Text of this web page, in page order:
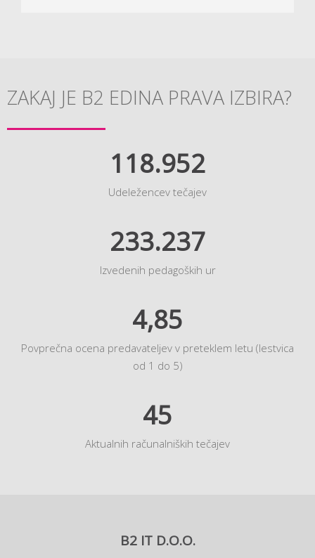
ZAKAJ JE B2 EDINA PRAVA IZBIRA?
118.952
Udeležencev tečajev
233.237
Izvedenih pedagoških ur
4,85
Povprečna ocena predavateljev v preteklem letu (lestvica
od 1 do 5)
45
Aktualnih računalniških tečajev
B2 IT D.O.O.